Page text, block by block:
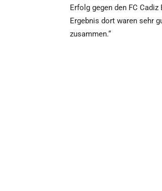
Erfolg gegen den FC
Ergebnis dort waren sehr
zusammen.“